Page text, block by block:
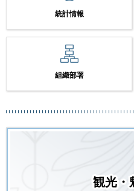
統計情報
組織部署
観光・